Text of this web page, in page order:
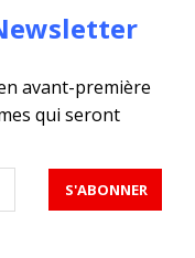
avant-première
qui seront